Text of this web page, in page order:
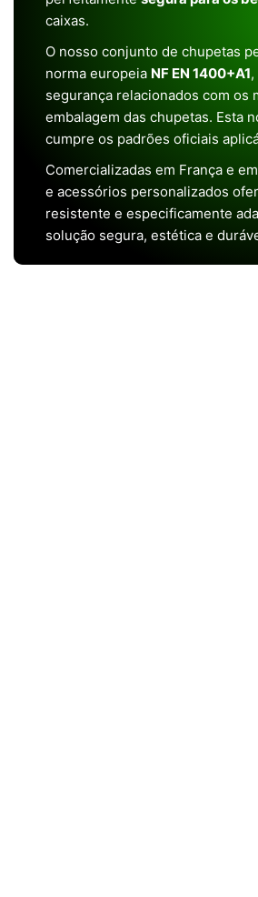
caixas.
O nosso conjunto de chupetas
norma europeia NF EN 1400+A1
segurança relacionados com os
embalagem das chupetas. Esta
cumpre os padrões oficiais
Comercializadas em França e
e acessórios personalizados
resistente e especificamente
solução segura, estética e